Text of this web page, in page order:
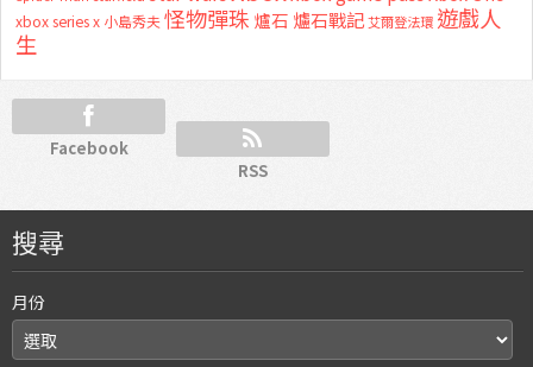
xbox series x 小島秀夫怪物彈珠 爐石 爐石戰記艾爾登法環 遊戲人
生
Facebook
RSS
搜尋
月份